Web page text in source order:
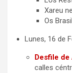
Xareu
Os
Lunes, 16 de
Desfile de
calles